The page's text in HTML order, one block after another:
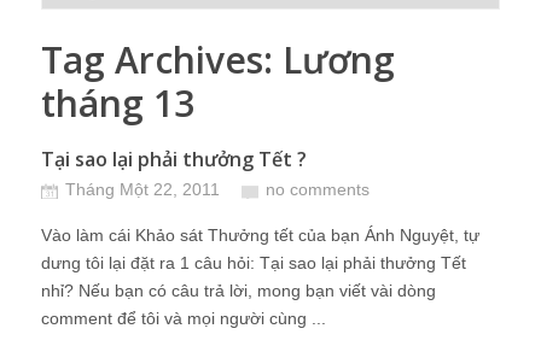
Tag Archives: Lương
tháng 13
Tại sao lại phải thưởng Tết ?
Tháng Một 22, 2011 no comments
Vào làm cái Khảo sát Thưởng tết của bạn Ánh Nguyệt, tự
dưng tôi lại đặt ra 1 câu hỏi: Tại sao lại phải thưởng Tết
nhỉ? Nếu bạn có câu trả lời, mong bạn viết vài dòng
comment để tôi và mọi người cùng ...